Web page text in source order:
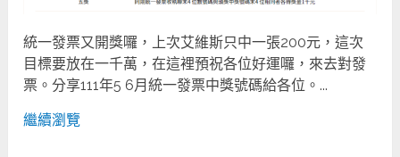
統一發票又開獎囉，上次艾維斯只中一張200元，這次
目標要放在一千萬，在這裡預祝各位好運囉，來去對發
票。分享111年5 6月統一發票中獎號碼給各位。...
繼續瀏覽